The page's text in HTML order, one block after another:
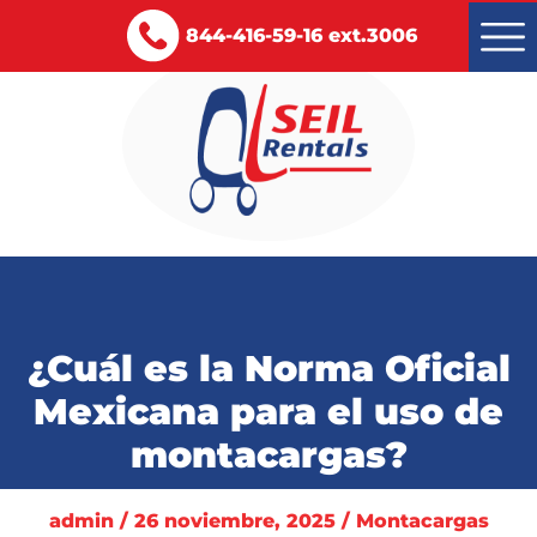
844-416-59-16 ext.3006
Certificaciones
Blog
¿Cuál es la Norma Oficial
Mexicana para el uso de
montacargas?
admin / 26 noviembre, 2025 / Montacargas